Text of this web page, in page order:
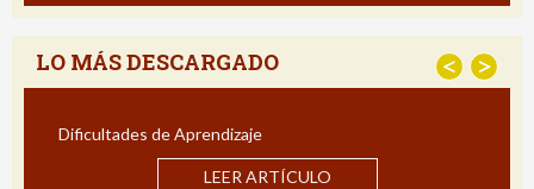
LO MÁS DESCARGADO < >
de Aprendizaje
LEER ARTÍCULO